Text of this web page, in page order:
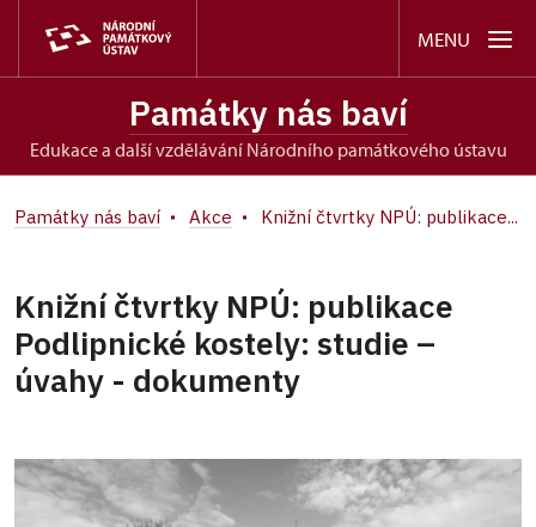
MENU
Památky nás baví
edukace a další vzdělávání Národního památkového ústavu
Památky nás baví Akce Knižní čtvrtky NPÚ: publikace...
Knižní čtvrtky NPÚ: publikace
Podlipnické kostely: studie –
úvahy - dokumenty